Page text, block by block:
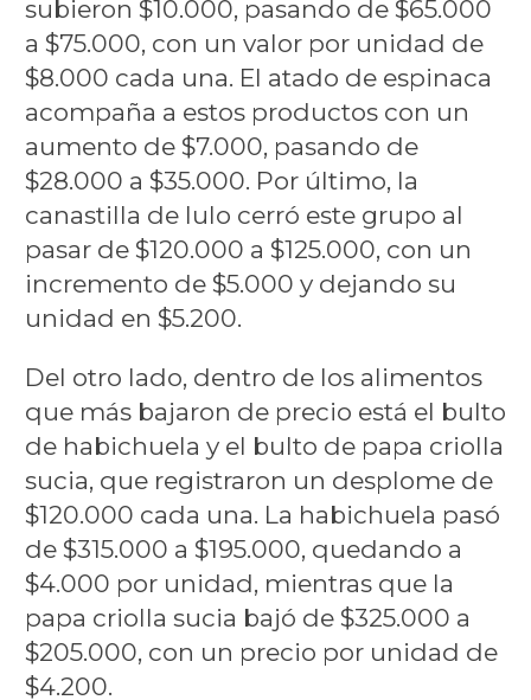
subieron $10.000, pasando de $65.000
a $75.000, con un valor por unidad de
$8.000 cada una. El atado de espinaca
acompaña a estos productos con un
aumento de $7.000, pasando de
$28.000 a $35.000. Por último, la
canastilla de lulo cerró este grupo al
pasar de $120.000 a $125.000, con un
incremento de $5.000 y dejando su
unidad en $5.200.
Del otro lado, dentro de los alimentos
que más bajaron de precio está el bulto
de habichuela y el bulto de papa criolla
sucia, que registraron un desplome de
$120.000 cada una. La habichuela pasó
de $315.000 a $195.000, quedando a
$4.000 por unidad, mientras que la
papa criolla sucia bajó de $325.000 a
$205.000, con un precio por unidad de
$4.200.